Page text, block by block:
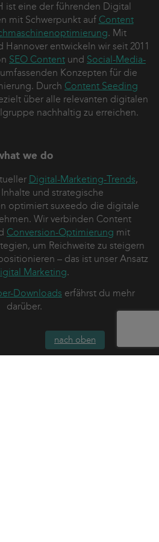
nach oben
ist eine der führenden Digital
mit Schwerpunkt auf Content
. Mit
entwickeln wir seit 2011
SEO Content und Social-Media-
Konzepten für die
Durch Content Seeding
über alle relevanten digitalen
nachhaltig zu erreichen.
we do
Digital-Marketing-Trends,
und strategische
optimiert suxeedo die digitale
Wir verbinden Content
Conversion-Optimierung mit
um Reichweite zu steigern
– das ist unser Ansatz
Marketing.
Downloads erfährst du mehr
darüber.